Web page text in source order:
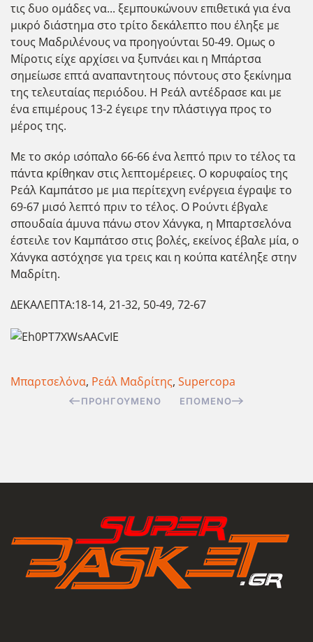
τις δυο ομάδες να... ξεμπουκώνουν επιθετικά για ένα
μικρό διάστημα στο τρίτο δεκάλεπτο που έληξε με
τους Μαδριλένους να προηγούνται 50-49. Ομως ο
Μίροτις είχε αρχίσει να ξυπνάει και η Μπάρτσα
σημείωσε επτά αναπαντητους πόντους στο ξεκίνημα
της τελευταίας περιόδου. Η Ρεάλ αντέδρασε και με
ένα επιμέρους 13-2 έγειρε την πλάστιγγα προς το
μέρος της.
Με το σκόρ ισόπαλο 66-66 ένα λεπτό πριν το τέλος τα
πάντα κρίθηκαν στις λεπτομέρειες. Ο κορυφαίος της
Ρεάλ Καμπάτσο με μια περίτεχνη ενέργεια έγραψε το
69-67 μισό λεπτό πριν το τέλος. Ο Ρούντι έβγαλε
σπουδαία άμυνα πάνω στον Χάνγκα, η Μπαρτσελόνα
έστειλε τον Καμπάτσο στις βολές, εκείνος έβαλε μία, ο
Χάνγκα αστόχησε για τρεις και η κούπα κατέληξε στην
Μαδρίτη.
ΔΕΚΑΛΕΠΤΑ:18-14, 21-32, 50-49, 72-67
Μπαρτσελόνα, Ρεάλ Μαδρίτης, Supercopa
ΠΡΟΗΓΟΎΜΕΝΟ ΕΠΌΜΕΝΟ